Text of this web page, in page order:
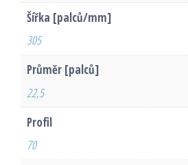
Šířka [palců/mm]
305
Průměr [palců]
22,5
Profil
70